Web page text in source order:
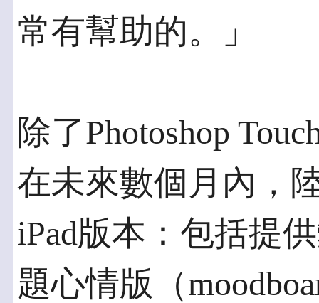
常有幫助的。」
除了Photoshop
在未來數個月內，
iPad版本：包括提
題心情版（